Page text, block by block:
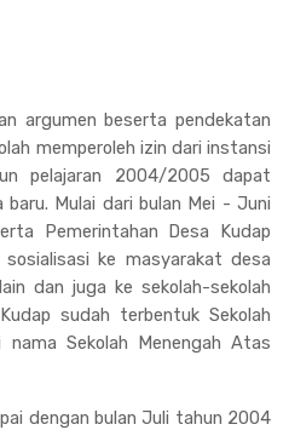
beserta pendekatan
memperoleh izin dari instansi
pelajaran 2004/2005 dapat
baru. Mulai dari bulan Mei - Juni
Pemerintahan Desa Kudap
ke masyarakat desa
dan juga ke sekolah-sekolah
sudah terbentuk Sekolah
Sekolah Menengah Atas
bulan Juli tahun 2004